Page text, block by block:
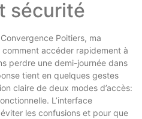
sécurité
Poitiers, ma
accéder rapidement à
perdre une demi-journée dans
tient en quelques gestes
claire de deux modes d’accès:
L’interface
les confusions et pour que